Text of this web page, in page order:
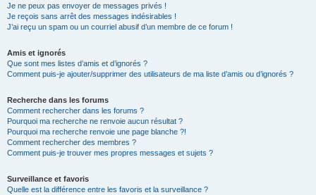
Je ne peux pas envoyer de messages privés !
Je reçois sans arrêt des messages indésirables !
J’ai reçu un spam ou un courriel abusif d’un membre de ce forum !
Amis et ignorés
Que sont mes listes d’amis et d’ignorés ?
Comment puis-je ajouter/supprimer des utilisateurs de ma liste d’amis ou d’ignorés ?
Recherche dans les forums
Comment rechercher dans les forums ?
Pourquoi ma recherche ne renvoie aucun résultat ?
Pourquoi ma recherche renvoie une page blanche ?!
Comment rechercher des membres ?
Comment puis-je trouver mes propres messages et sujets ?
Surveillance et favoris
Quelle est la différence entre les favoris et la surveillance ?